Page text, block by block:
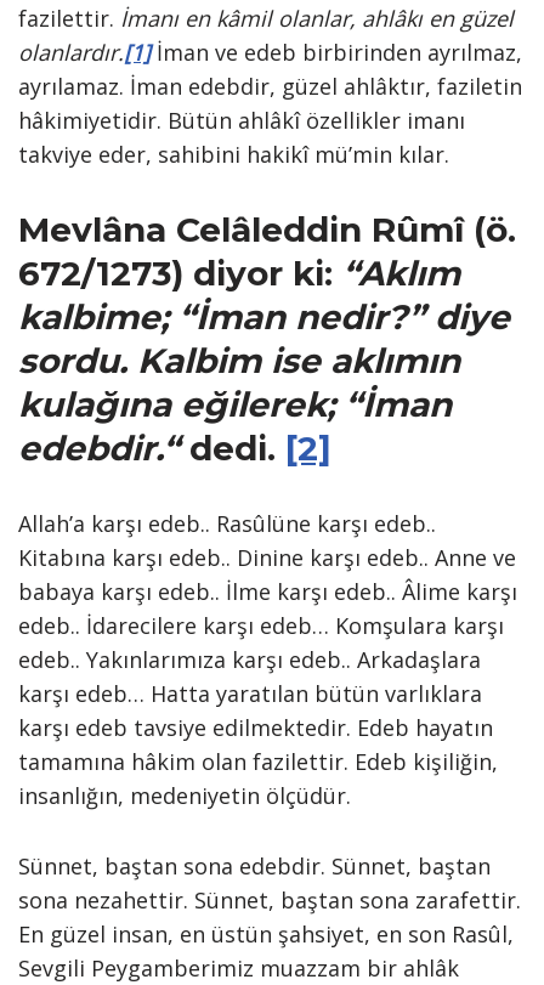
fazilettir. İmanı en kâmil olanlar, ahlâkı en güzel
olanlardır.[1]İman ve edeb birbirinden ayrılmaz,
ayrılamaz. İman edebdir, güzel ahlâktır, faziletin
hâkimiyetidir. Bütün ahlâkî özellikler imanı
takviye eder, sahibini hakikî mü’min kılar.
Mevlâna Celâleddin Rûmî (ö.
672/1273) diyor ki: “Aklım
kalbime; “İmannedir?” diye
sordu. Kalbim ise aklımın
kulağına eğilerek; “İman
edebdir.“dedi. [2]
Allah’a karşı edeb.. Rasûlüne karşı edeb..
Kitabına karşı edeb.. Dinine karşı edeb.. Anne ve
babaya karşı edeb.. İlme karşı edeb.. Âlime karşı
edeb.. İdarecilere karşı edeb… Komşulara karşı
edeb.. Yakınlarımıza karşı edeb.. Arkadaşlara
karşı edeb… Hatta yaratılan bütün varlıklara
karşı edeb tavsiye edilmektedir. Edeb hayatın
tamamına hâkim olan fazilettir. Edeb kişiliğin,
insanlığın, medeniyetin ölçüdür.
Sünnet, baştan sona edebdir. Sünnet, baştan
sona nezahettir. Sünnet, baştan sona zarafettir.
En güzel insan, en üstün şahsiyet, en son Rasûl,
Sevgili Peygamberimiz muazzam bir ahlâk